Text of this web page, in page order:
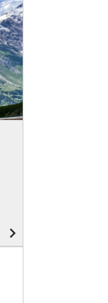
navigate_next